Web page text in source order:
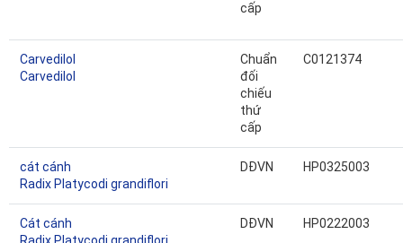
cấp
Carvedilol
Carvedilol
Chuẩn
đối
chiếu
thứ
cấp
C0121374
cát cánh
Radix Platycodi grandiflori
DĐVN HP0325003
Cát cánh
DĐVN HP0222003